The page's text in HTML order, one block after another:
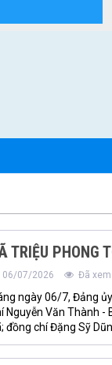
TRIỆU PHONG
06/07/2026 Đã
ngày 06/7, Đảng
Nguyễn Văn Thành -
đồng chí Đặng Sỹ